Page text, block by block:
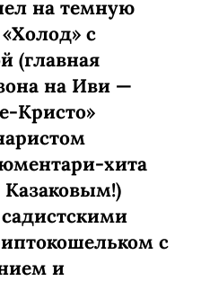
на темную
с
(главная
на Иви —
­Кристо»
хита
Казаковым!)
с
и